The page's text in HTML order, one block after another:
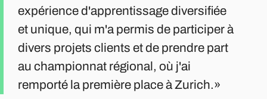
expérience d'apprentissage diversifiée
et unique, qui m'a permis de participer à
divers projets clients et de prendre part
au championnat régional, où j'ai
remporté la première place à Zurich.